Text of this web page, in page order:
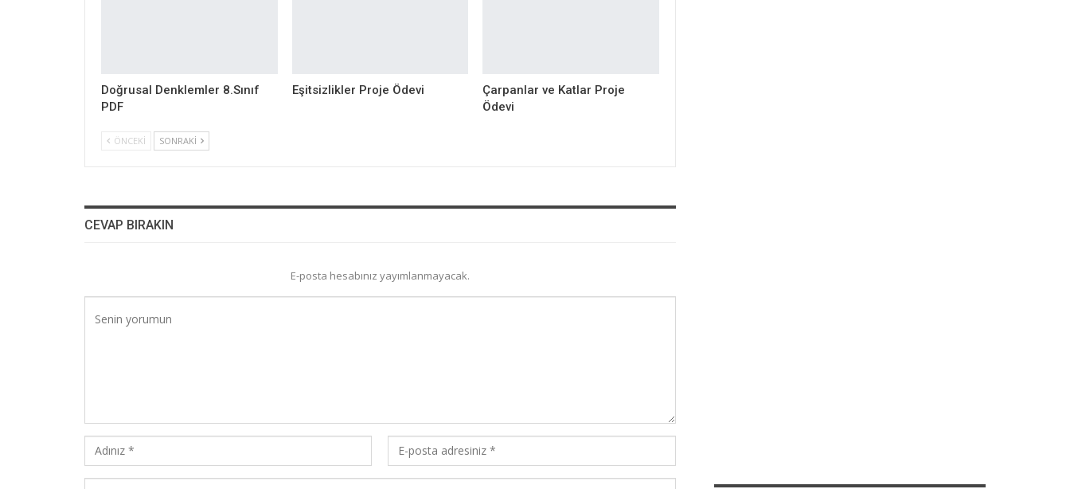
Doğrusal Denklemler 8.Sınıf
PDF
Eşitsizlikler Proje Ödevi
Çarpanlar ve Katlar Proje
Ödevi
ÖNCEKI SONRAKI
CEVAP BIRAKIN
E-posta hesabınız yayımlanmayacak.